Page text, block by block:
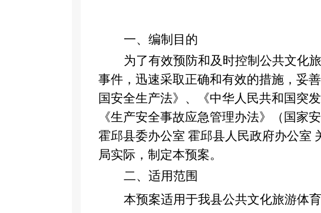
一、编制目的
为了有效预防和及时控制公共文化
事件，迅速采取正确和有效的措施，妥
国安全生产法》、
《中华人民共和国突
《生产安全事故应急管理办法》（国家
霍邱县委办公室 霍邱县人民政府办公室
局实际，制定本预案。
二、适用范围
本预案适用于我县公共文化旅游体